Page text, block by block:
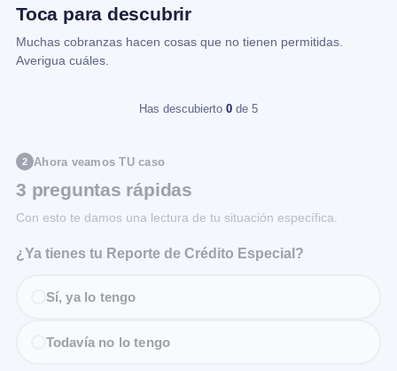
Toca para descubrir
Muchas cobranzas hacen cosas que no tienen permitidas.
Averigua cuáles.
Has descubierto 0 de 5
2 Ahora veamos TU caso
3 preguntas rápidas
Con esto te damos una lectura de tu situación específica.
¿Ya tienes tu Reporte de Crédito Especial?
Sí, ya lo tengo
Todavía no lo tengo